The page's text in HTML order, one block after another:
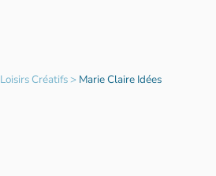
Loisirs Créatifs> Marie Claire Idées